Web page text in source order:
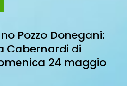
Pozzo Donegani:
Cabernardi di
24 maggio